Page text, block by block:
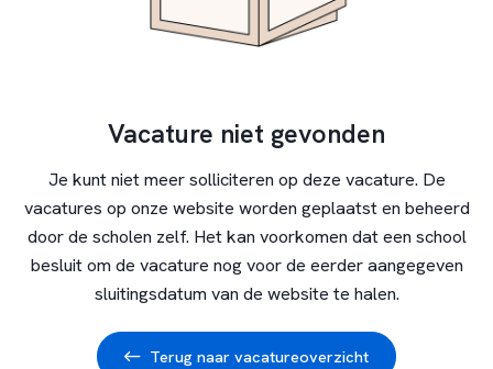
Vacature niet gevonden
Je kunt niet meer solliciteren op deze vacature. De
vacatures op onze website worden geplaatst en beheerd
door de scholen zelf. Het kan voorkomen dat een school
besluit om de vacature nog voor de eerder aangegeven
sluitingsdatum van de website te halen.
Terug naar vacatureoverzicht